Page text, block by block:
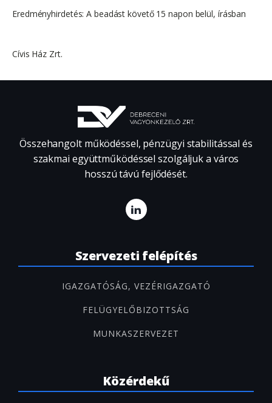
Eredményhirdetés: A beadást követő 15 napon belül, írásban
Cívis Ház Zrt.
Összehangolt működéssel, pénzügyi stabilitással és
szakmai együttműködéssel szolgáljuk a város
hosszú távú fejlődését.
Szervezeti felépítés
IGAZGATÓSÁG, VEZÉRIGAZGATÓ
FELÜGYELŐBIZOTTSÁG
MUNKASZERVEZET
Közérdekű